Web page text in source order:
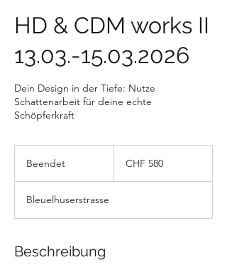
HD & CDM works II
13.03.-15.03.2026
Dein Design in der Tiefe: Nutze
Schattenarbeit für deine echte
Schöpferkraft
Beendet
n
d
Franken
CHF 580
Bleuelhuserstrasse
Beschreibung